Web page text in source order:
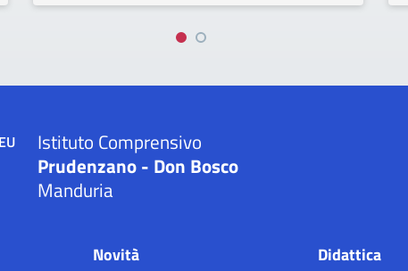
Istituto Comprensivo
Prudenzano - Don Bosco
Manduria
Novità Didattica